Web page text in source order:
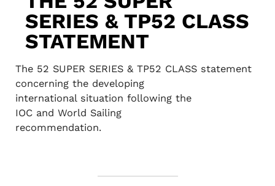
SERIES & TP52 CLASS
STATEMENT
The 52 SUPER SERIES & TP52 CLASS statement
concerning the developing
international situation following the
IOC and World Sailing
recommendation.